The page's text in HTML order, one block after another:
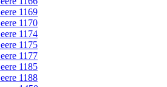
1169
1170
1174
1175
1177
1185
1188